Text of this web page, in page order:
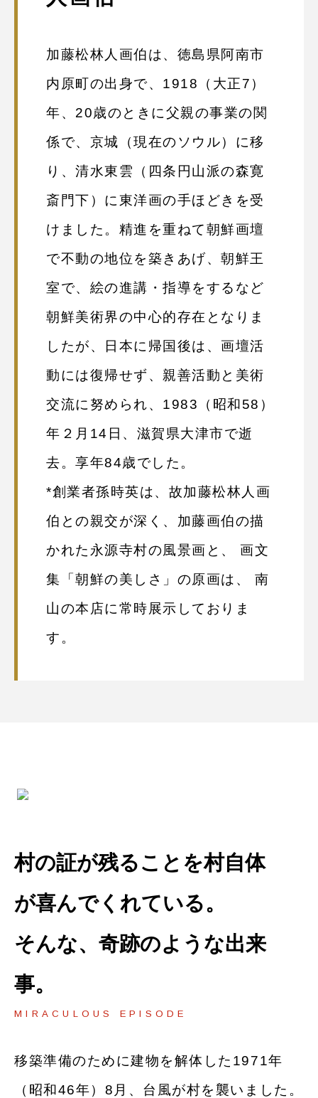
加藤松林人画伯は、徳島県阿南市
内原町の出身で、1918（大正7）
年、20歳のときに父親の事業の関
係で、京城（現在のソウル）に移
り、清水東雲（四条円山派の森寛
斎門下）に東洋画の手ほどきを受
けました。精進を重ねて朝鮮画壇
で不動の地位を築きあげ、朝鮮王
室で、絵の進講・指導をするなど
朝鮮美術界の中心的存在となりま
したが、日本に帰国後は、画壇活
動には復帰せず、親善活動と美術
交流に努められ、1983（昭和58）
年２月14日、滋賀県大津市で逝
去。享年84歳でした。
*創業者孫時英は、故加藤松林人画
伯との親交が深く、加藤画伯の描
かれた永源寺村の風景画と、 画文
集「朝鮮の美しさ」の原画は、 南
山の本店に常時展示しておりま
す。
村の証が残ることを村自体
が喜んでくれている。
そんな、奇跡のような出来
事。
MIRACULOUS EPISODE
移築準備のために建物を解体した1971年
（昭和46年）8⽉、台⾵が村を襲いました。